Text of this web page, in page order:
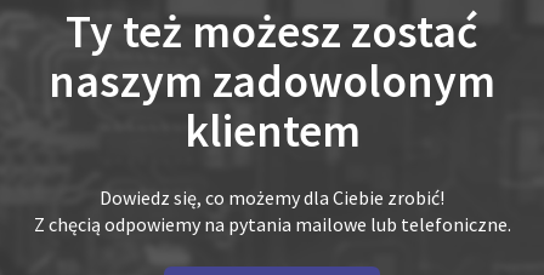
Ty też możesz zostać
naszym zadowolonym
klientem
Dowiedz się, co możemy dla Ciebie zrobić!
Z chęcią odpowiemy na pytania mailowe lub telefoniczne.